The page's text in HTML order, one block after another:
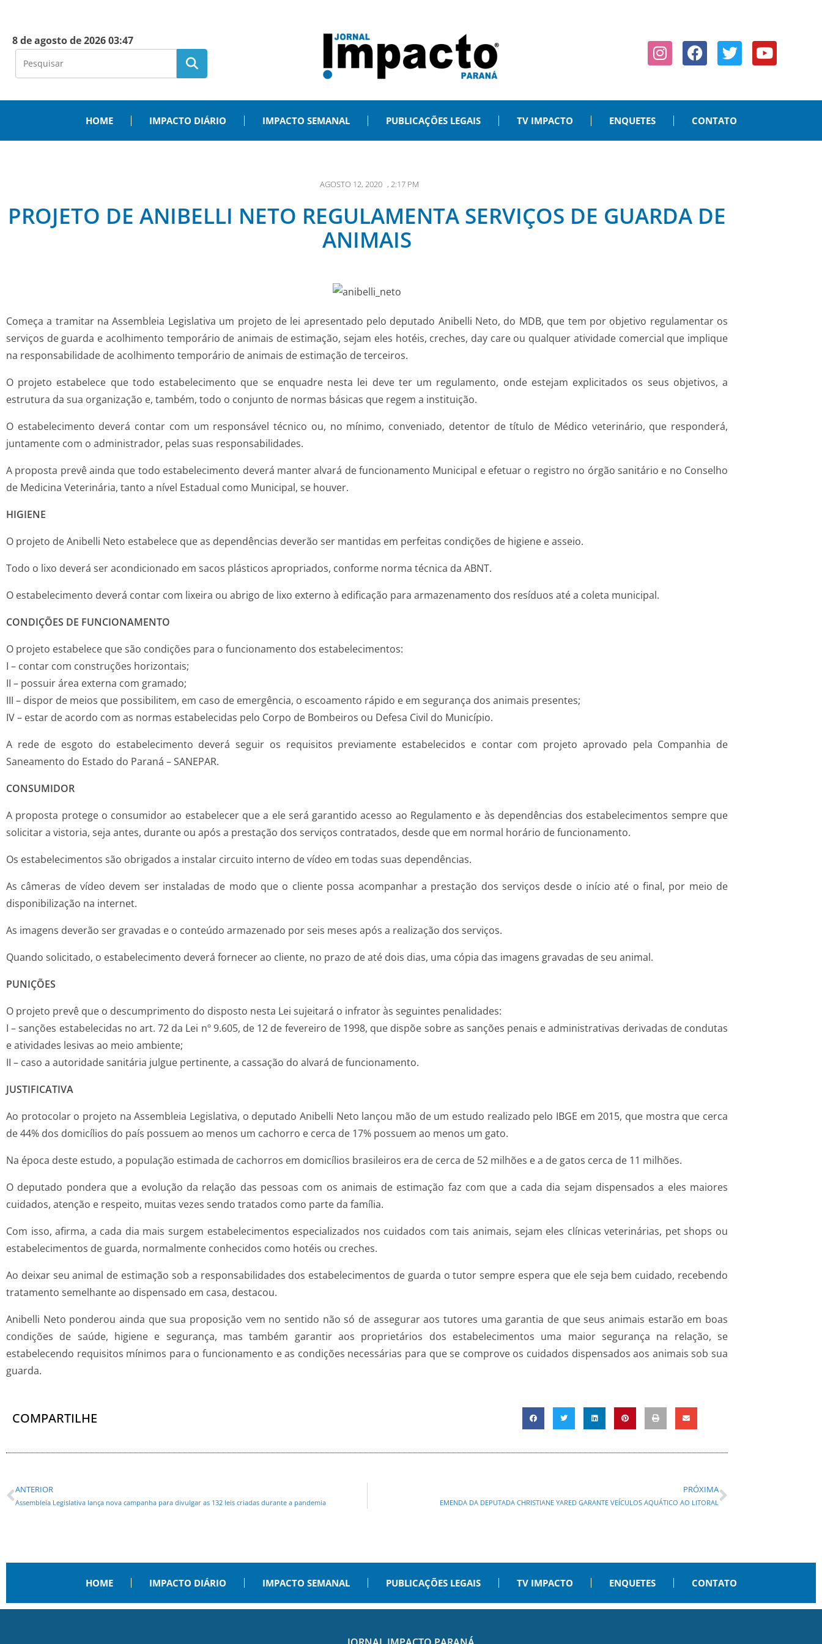
8 de agosto de 2026 03:47
HOME IMPACTO DIÁRIO IMPACTO SEMANAL PUBLICAÇÕES LEGAIS TV IMPACTO ENQUETES CONTATO
AGOSTO 12, 2020 , 2:17 PM
PROJETO DE ANIBELLI NETO REGULAMENTA SERVIÇOS DE GUARDA DE
ANIMAIS
Começa a tramitar na Assembleia Legislativa um projeto de lei apresentado pelo deputado Anibelli Neto, do MDB, que tem por objetivo regulamentar os
serviços de guarda e acolhimento temporário de animais de estimação, sejam eles hotéis, creches, day care ou qualquer atividade comercial que implique
na responsabilidade de acolhimento temporário de animais de estimação de terceiros.
O projeto estabelece que todo estabelecimento que se enquadre nesta lei deve ter um regulamento, onde estejam explicitados os seus objetivos, a
estrutura da sua organização e, também, todo o conjunto de normas básicas que regem a instituição.
O estabelecimento deverá contar com um responsável técnico ou, no mínimo, conveniado, detentor de título de Médico veterinário, que responderá,
juntamente com o administrador, pelas suas responsabilidades.
A proposta prevê ainda que todo estabelecimento deverá manter alvará de funcionamento Municipal e efetuar o registro no órgão sanitário e no Conselho
de Medicina Veterinária, tanto a nível Estadual como Municipal, se houver.
HIGIENE
O projeto de Anibelli Neto estabelece que as dependências deverão ser mantidas em perfeitas condições de higiene e asseio.
Todo o lixo deverá ser acondicionado em sacos plásticos apropriados, conforme norma técnica da ABNT.
O estabelecimento deverá contar com lixeira ou abrigo de lixo externo à edificação para armazenamento dos resíduos até a coleta municipal.
CONDIÇÕES DE FUNCIONAMENTO
O projeto estabelece que são condições para o funcionamento dos estabelecimentos:
I – contar com construções horizontais;
II – possuir área externa com gramado;
III – dispor de meios que possibilitem, em caso de emergência, o escoamento rápido e em segurança dos animais presentes;
IV – estar de acordo com as normas estabelecidas pelo Corpo de Bombeiros ou Defesa Civil do Município.
A rede de esgoto do estabelecimento deverá seguir os requisitos previamente estabelecidos e contar com projeto aprovado pela Companhia de
Saneamento do Estado do Paraná – SANEPAR.
CONSUMIDOR
A proposta protege o consumidor ao estabelecer que a ele será garantido acesso ao Regulamento e às dependências dos estabelecimentos sempre que
solicitar a vistoria, seja antes, durante ou após a prestação dos serviços contratados, desde que em normal horário de funcionamento.
Os estabelecimentos são obrigados a instalar circuito interno de vídeo em todas suas dependências.
As câmeras de vídeo devem ser instaladas de modo que o cliente possa acompanhar a prestação dos serviços desde o início até o final, por meio de
disponibilização na internet.
As imagens deverão ser gravadas e o conteúdo armazenado por seis meses após a realização dos serviços.
Quando solicitado, o estabelecimento deverá fornecer ao cliente, no prazo de até dois dias, uma cópia das imagens gravadas de seu animal.
PUNIÇÕES
O projeto prevê que o descumprimento do disposto nesta Lei sujeitará o infrator às seguintes penalidades:
I – sanções estabelecidas no art. 72 da Lei nº 9.605, de 12 de fevereiro de 1998, que dispõe sobre as sanções penais e administrativas derivadas de condutas
e atividades lesivas ao meio ambiente;
II – caso a autoridade sanitária julgue pertinente, a cassação do alvará de funcionamento.
JUSTIFICATIVA
Ao protocolar o projeto na Assembleia Legislativa, o deputado Anibelli Neto lançou mão de um estudo realizado pelo IBGE em 2015, que mostra que cerca
de 44% dos domicílios do país possuem ao menos um cachorro e cerca de 17% possuem ao menos um gato.
Na época deste estudo, a população estimada de cachorros em domicílios brasileiros era de cerca de 52 milhões e a de gatos cerca de 11 milhões.
O deputado pondera que a evolução da relação das pessoas com os animais de estimação faz com que a cada dia sejam dispensados a eles maiores
cuidados, atenção e respeito, muitas vezes sendo tratados como parte da família.
Com isso, afirma, a cada dia mais surgem estabelecimentos especializados nos cuidados com tais animais, sejam eles clínicas veterinárias, pet shops ou
estabelecimentos de guarda, normalmente conhecidos como hotéis ou creches.
Ao deixar seu animal de estimação sob a responsabilidades dos estabelecimentos de guarda o tutor sempre espera que ele seja bem cuidado, recebendo
tratamento semelhante ao dispensado em casa, destacou.
Anibelli Neto ponderou ainda que sua proposição vem no sentido não só de assegurar aos tutores uma garantia de que seus animais estarão em boas
condições de saúde, higiene e segurança, mas também garantir aos proprietários dos estabelecimentos uma maior segurança na relação, se
estabelecendo requisitos mínimos para o funcionamento e as condições necessárias para que se comprove os cuidados dispensados aos animais sob sua
guarda.
COMPARTILHE
ANTERIOR
Assembleia Legislativa lança nova campanha para divulgar as 132 leis criadas durante a pandemia
PRÓXIMA
EMENDA DA DEPUTADA CHRISTIANE YARED GARANTE VEÍCULOS AQUÁTICO AO LITORAL
HOME IMPACTO DIÁRIO IMPACTO SEMANAL PUBLICAÇÕES LEGAIS TV IMPACTO ENQUETES CONTATO